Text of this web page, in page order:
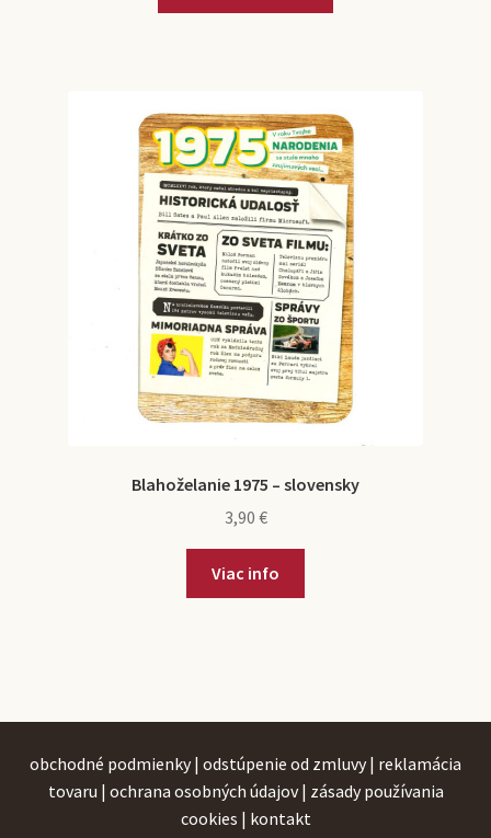
Blahoželanie 1975 – slovensky
3,90 €
Viac info
obchodné podmienky | odstúpenie od zmluvy | reklamácia
tovaru | ochrana osobných údajov | zásady používania
cookies | kontakt